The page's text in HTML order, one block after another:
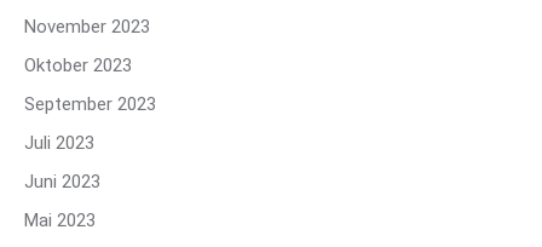
November 2023
Oktober 2023
September 2023
Juli 2023
Juni 2023
Mai 2023